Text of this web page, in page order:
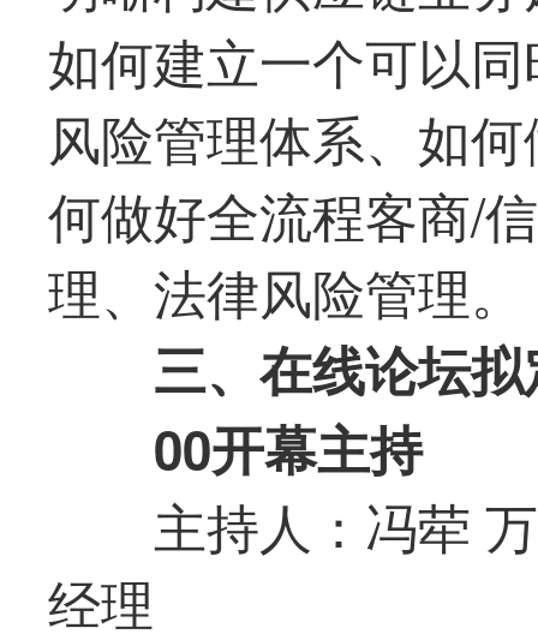
如何建立一个可以
风险管理体系、如
何做好全流程客商/
理、法律风险管理。
三、在线论坛
00开幕主持
主持人：冯荦
经理